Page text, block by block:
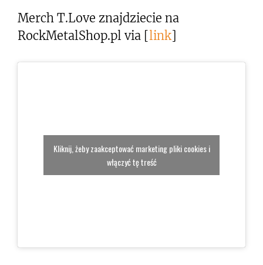
Merch T.Love znajdziecie na
RockMetalShop.pl via [link]
Kliknij, żeby zaakceptować marketing pliki cookies i
włączyć tę treść